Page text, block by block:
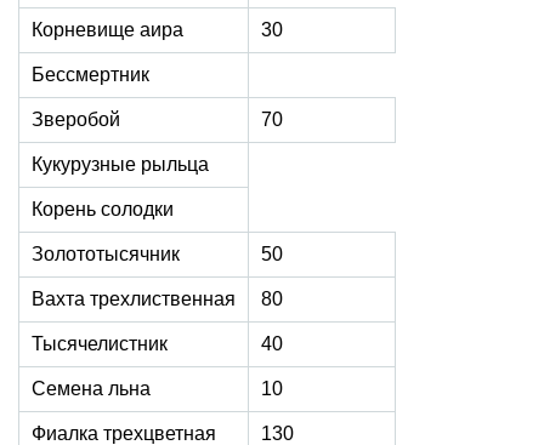
Корневище аира 30
Бессмертник
Зверобой 70
Кукурузные рыльца
Корень солодки
Золототысячник 50
Вахта трехлиственная 80
Тысячелистник 40
Семена льна 10
Фиалка трехцветная 130